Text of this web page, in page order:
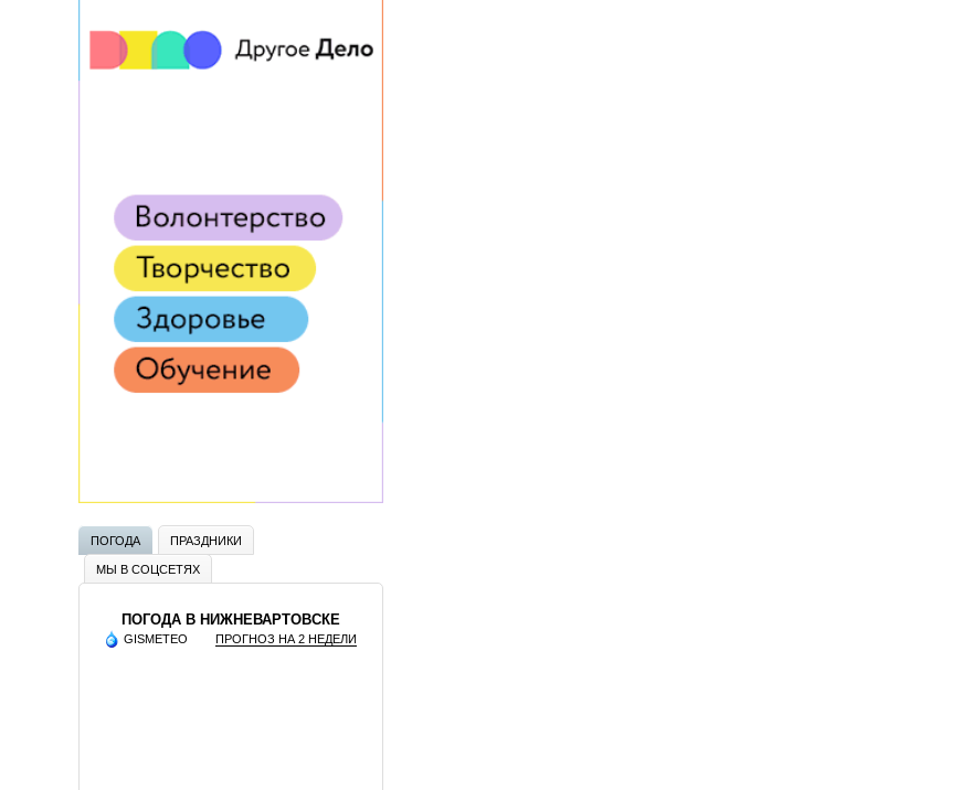
ПОГОДА
ПРАЗДНИКИ
МЫ В СОЦСЕТЯХ
ПОГОДА В НИЖНЕВАРТОВСКЕ
GISMETEO ПРОГНОЗ НА 2 НЕДЕЛИ